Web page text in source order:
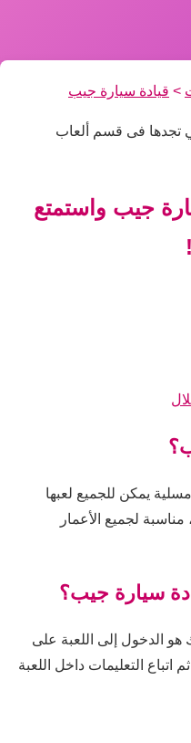
> قيادة سيارة جيب
تجدها فى قسم ألعاب
جيب واستمتع
يمكن للجميع لعبها
لجميع الأعمار
سيارة جيب؟
الدخول إلى اللعبة على
التعليمات داخل اللعبة